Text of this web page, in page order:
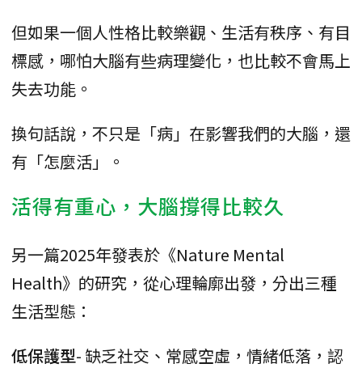
但如果一個人性格比較樂觀、生活有秩序、有目
標感，哪怕大腦有些病理變化，也比較不會馬上
失去功能。
換句話說，不只是「病」在影響我們的大腦，還
有「怎麼活」。
活得有重心，大腦撐得比較久
另一篇2025年發表於《Nature Mental
Health》的研究，從心理輪廓出發，分出三種
生活型態：
低保護型- 缺乏社交、常感空虛，情緒低落，認